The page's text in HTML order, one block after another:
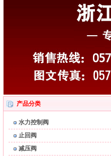
产品分类
水力控制阀
止回阀
减压阀